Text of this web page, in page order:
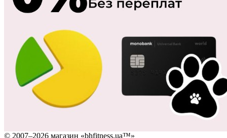
© 2007–2026 магазин «bhfitness.ua™»